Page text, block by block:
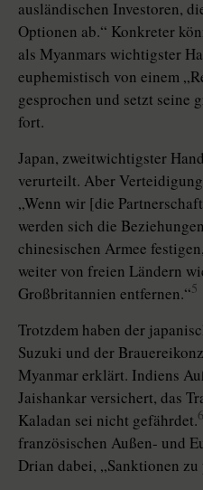
ausländischen Investoren,
Optionen ab.“ Konkreter
als Myanmars wichtigster
euphemistisch von einem
gesprochen und setzt seine
fort.
Japan, zweitwichtigster
verurteilt. Aber
„Wenn wir [die
werden sich die
chinesischen Armee
weiter von freien Ländern
Großbritannien entfernen.“5
Trotzdem haben der
Suzuki und der
Myanmar erklärt. Indiens
Jaishankar versichert, das
Kaladan sei nicht gefährdet.6
französischen Außen- und
Drian dabei, „Sanktionen zu